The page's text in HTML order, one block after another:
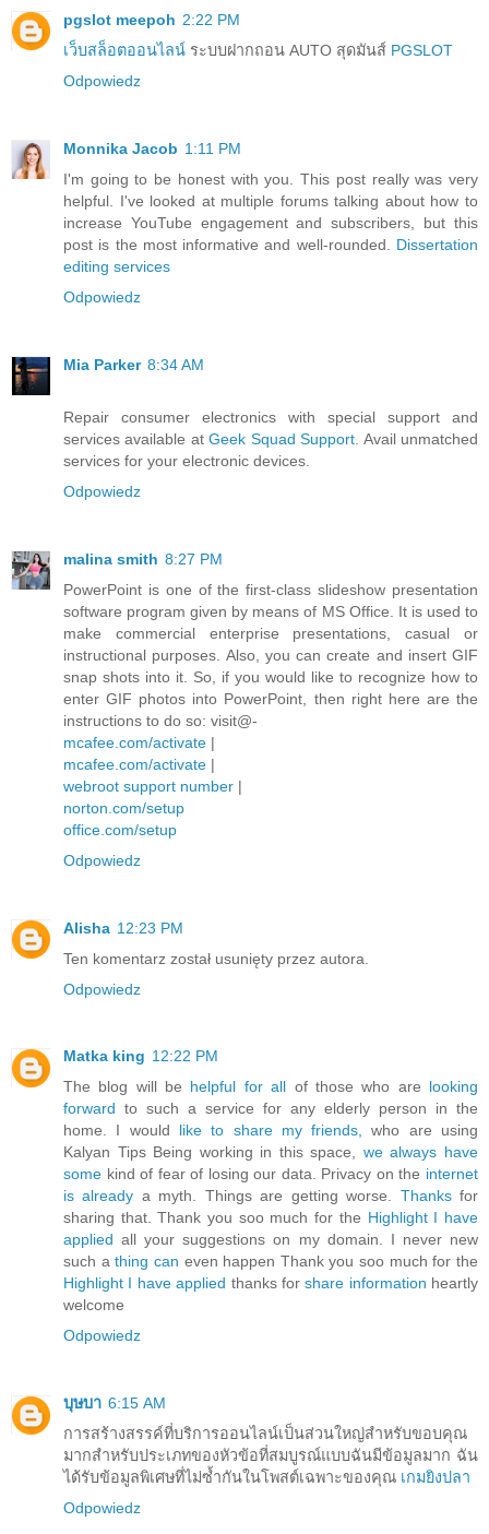
pgslot meepoh 2:22 PM
เว็บสล็อตออนไลน์ ระบบฝากถอน AUTO สุดมันส์ PGSLOT
Odpowiedz
Monnika Jacob 1:11 PM
I'm going to be honest with you. This post really was very
helpful. I've looked at multiple forums talking about how to
increase YouTube engagement and subscribers, but this
post is the most informative and well-rounded. Dissertation
editing services
Odpowiedz
Mia Parker 8:34 AM
Repair consumer electronics with special support and
services available atGeek Squad Support . Avail unmatched
services for your electronic devices.
Odpowiedz
malina smith 8:27 PM
PowerPoint is one of the first-class slideshow presentation
software program given by means of MS Office. It is used to
make commercial enterprise presentations, casual or
instructional purposes. Also, you can create and insert GIF
snap shots into it. So, if you would like to recognize how to
enter GIF photos into PowerPoint, then right here are the
instructions to do so: visit@-
mcafee.com/activate |
mcafee.com/activate |
webroot support number |
norton.com/setup
office.com/setup
Odpowiedz
Alisha 12:23 PM
Ten komentarz został usunięty przez autora.
Odpowiedz
Matka king 12:22 PM
The blog will be helpful for all of those who are looking
forward to such a service for any elderly person in the
home. I would like to share my friends,who are using
Kalyan Tips Being working in this space, we always have
some kind of fear of losing our data. Privacy on the internet
is already a myth. Things are getting worse. Thanksfor
sharing that. Thank you soo much for the Highlight I have
applied all your suggestions on my domain. I never new
such athing can even happen Thank you soo much for the
Highlight I have applied thanks forshare information heartly
welcome
Odpowiedz
บุษบา 6:15 AM
การสร้างสรรค์ที่บริการออนไลน์เป็นส่วนใหญ่สำหรับขอบคุณ
มากสำหรับประเภทของหัวข้อที่สมบูรณ์แบบฉันมีข้อมูลมาก ฉัน
ได้รับข้อมูลพิเศษที่ไม่ซ้ำกันในโพสต์เฉพาะของคุณ เกมยิงปลา
Odpowiedz